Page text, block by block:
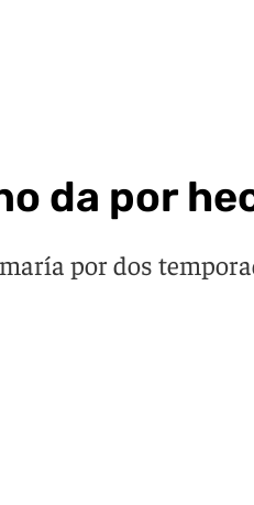
da por
por dos